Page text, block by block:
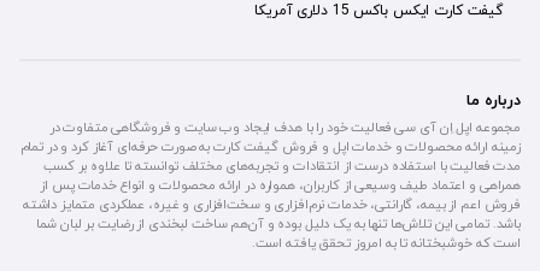
گیفت کارت ایکس باکس 15 دلاری آمریکا
درباره ما
مجموعه اپل اِن آی سی فعالیت خود را با هدف ایجاد وب سایت و فروشگاهی متفاوت در
زمینه ارائه محصولات و خدمات اپل و فروش گیفت کارت به صورت حرفه‌ای آغاز کرد و در تمام
مدت فعالیت با استفاده درست از انتقادات و تجربه‌های مختلف توانسته تا علاوه بر کسب
همراهی و اعتماد طیف وسیعی از کاربران، همواره در ارائه محصولات و انواع خدمات پس از
فروش اعم از بیمه، گارانتی، خدمات نرم‌افزاری و سخت‌افزاری و غیره، عملکردی متمایز داشته
باشد. تمامی این تلاش‌ها تنها به یک دلیل بوده و آن‌هم ساخت لبخندی از رضایت بر لبان شما
است که خوشبختانه تا به امروز تحقق یافته است.